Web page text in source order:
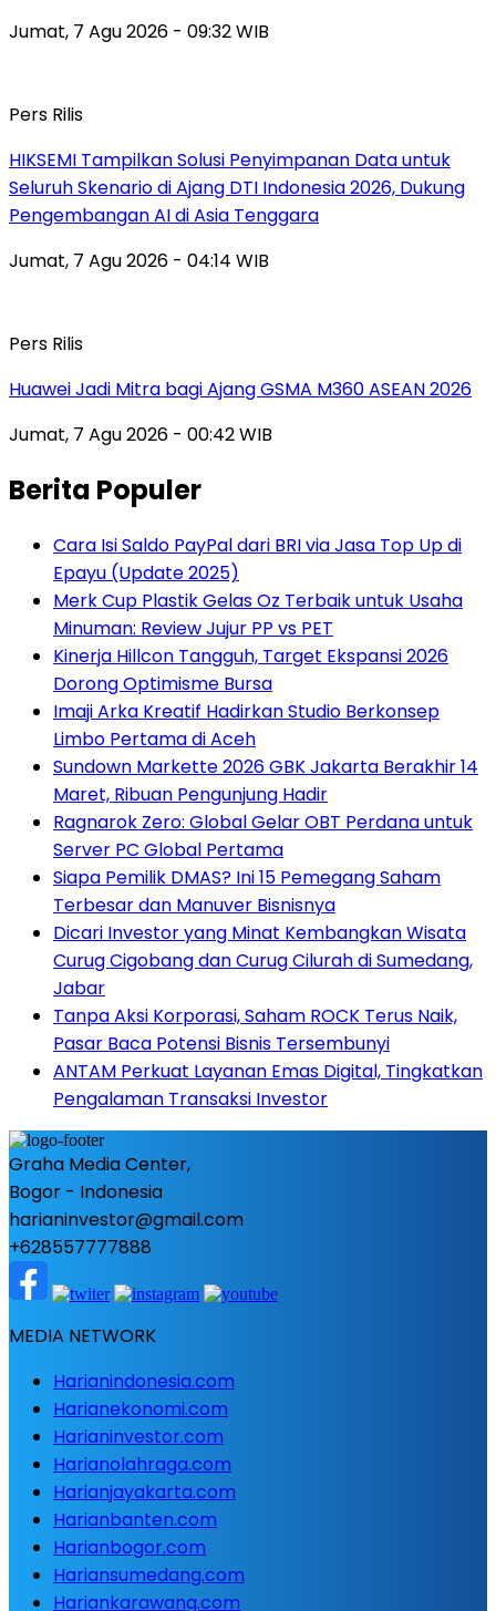
Jumat, 7 Agu 2026 - 09:32 WIB
Pers Rilis
HIKSEMI Tampilkan Solusi Penyimpanan Data untuk
Seluruh Skenario di Ajang DTI Indonesia 2026, Dukung
Pengembangan AI di Asia Tenggara
Jumat, 7 Agu 2026 - 04:14 WIB
Pers Rilis
Huawei Jadi Mitra bagi Ajang GSMA M360 ASEAN 2026
Jumat, 7 Agu 2026 - 00:42 WIB
Berita Populer
Cara Isi Saldo PayPal dari BRI via Jasa Top Up di
Epayu (Update 2025)
Merk Cup Plastik Gelas Oz Terbaik untuk Usaha
Minuman: Review Jujur PP vs PET
Kinerja Hillcon Tangguh, Target Ekspansi 2026
Dorong Optimisme Bursa
Imaji Arka Kreatif Hadirkan Studio Berkonsep
Limbo Pertama di Aceh
Sundown Markette 2026 GBK Jakarta Berakhir 14
Maret, Ribuan Pengunjung Hadir
Ragnarok Zero: Global Gelar OBT Perdana untuk
Server PC Global Pertama
Siapa Pemilik DMAS? Ini 15 Pemegang Saham
Terbesar dan Manuver Bisnisnya
Dicari Investor yang Minat Kembangkan Wisata
Curug Cigobang dan Curug Cilurah di Sumedang,
Jabar
Tanpa Aksi Korporasi, Saham ROCK Terus Naik,
Pasar Baca Potensi Bisnis Tersembunyi
ANTAM Perkuat Layanan Emas Digital, Tingkatkan
Pengalaman Transaksi Investor
Graha Media Center,
Bogor - Indonesia
harianinvestor@gmail.com
+628557777888
MEDIA NETWORK
Harianindonesia.com
Harianekonomi.com
Harianinvestor.com
Harianolahraga.com
Harianjayakarta.com
Harianbanten.com
Harianbogor.com
Hariansumedang.com
Hariankarawang.com